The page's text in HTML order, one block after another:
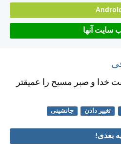
Android
سایت آنها
خدا و صبر مسيح را عميقتر
تغییر دادن جانشینی
بعدی!